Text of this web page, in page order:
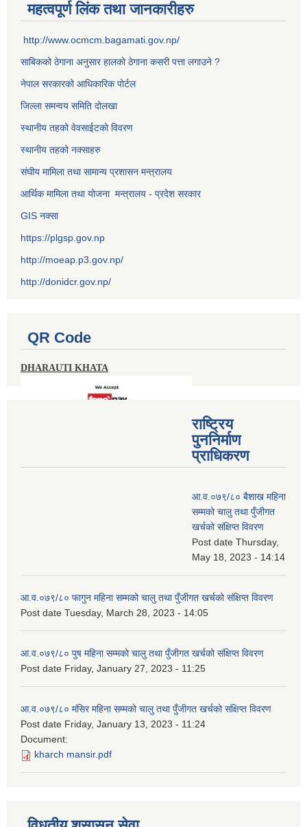
महत्वपूर्ण लिंक तथा जानकारीहरु
http://www.ocmcm.bagamati.gov.np/
साबिकको ठेगाना अनुसार हालको ठेगाना कसरी पत्ता लगाउने ?
नेपाल सरकारको आधिकारिक पोर्टल
जिल्ला समन्वय समिति दोलखा
स्थानीय तहको वेवसाईटको विवरण
स्थानीय तहको नक्साहरु
संघीय मामिला तथा सामान्य प्रशासन मन्त्रालय
आर्थिक मामिला तथा योजना मन्त्रालय - प्रदेश सरकार
GIS नक्सा
https://plgsp.gov.np
http://moeap.p3.gov.np/
http://donidcr.gov.np/
QR Code
DHARAUTI KHATA
राष्ट्रिय
पुननिर्माण
प्राधिकरण
आ.व.०७९/८० बैशाख महिना
सम्मको चालु तथा पुँजीगत
खर्चको संक्षिप्त विवरण
Post date Thursday,
May 18, 2023 - 14:14
आ.व.०७९/८० फागुन महिना सम्मको चालु तथा पुँजीगत खर्चको संक्षिप्त विवरण
Post date Tuesday, March 28, 2023 - 14:05
आ.व.०७९/८० पुष महिना सम्मको चालु तथा पुँजीगत खर्चको संक्षिप्त विवरण
Post date Friday, January 27, 2023 - 11:25
आ.व.०७९/८० मंसिर महिना सम्मको चालु तथा पुँजीगत खर्चको संक्षिप्त विवरण
Post date Friday, January 13, 2023 - 11:24
Document:
kharch mansir.pdf